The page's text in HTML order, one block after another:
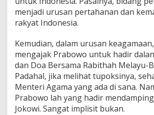
menjadi urusan pertahanan dan
rakyat Indonesia.
Kemudian, dalam urusan
mengajak Prabowo untuk hadir
dan Doa Bersama Rabithah Melayu-
Padahal, jika melihat tupoksinya,
Menteri Agama yang ada di sana.
Prabowo lah yang hadir
Jokowi. Sangat implisit bukan.